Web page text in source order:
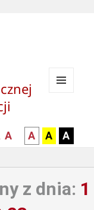
większa-
czcionka
A
kontrast
czarny
białym
A
kontrast
czarny
zółtym
A
żółty
A
z dnia: 1